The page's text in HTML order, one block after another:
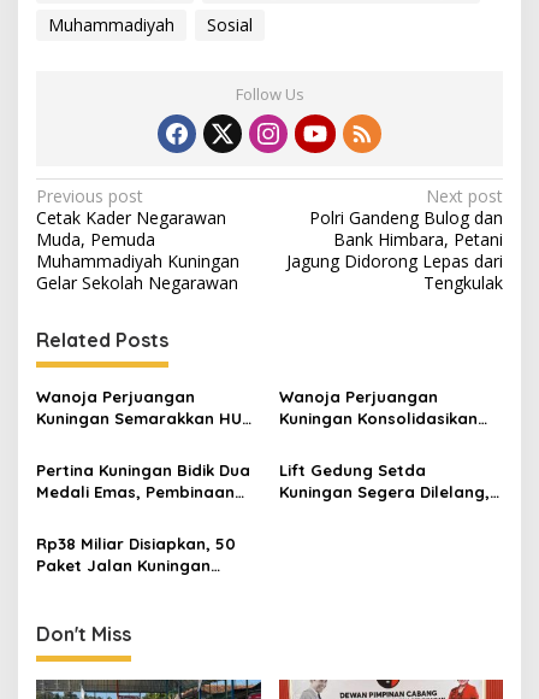
Muhammadiyah
Sosial
Follow Us
Post
navigation
Previous post
Cetak Kader Negarawan
Muda, Pemuda
Muhammadiyah Kuningan
Gelar Sekolah Negarawan
Next post
Polri Gandeng Bulog dan
Bank Himbara, Petani
Jagung Didorong Lepas dari
Tengkulak
Related Posts
Wanoja Perjuangan
Kuningan Semarakkan HUT
Perempuan Harus Sehat
dan Berdaya
Wanoja Perjuangan
Kuningan Konsolidasikan
Kegiatan Positif Generasi
Muda
Pertina Kuningan Bidik Dua
Medali Emas, Pembinaan
2030
Lift Gedung Setda
Kuningan Segera Dilelang,
Rp38 Miliar Disiapkan, 50
Paket Jalan Kuningan
Don't Miss